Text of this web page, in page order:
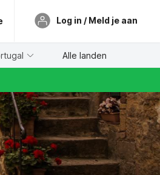
Log in / Meld je aan
Alle landen